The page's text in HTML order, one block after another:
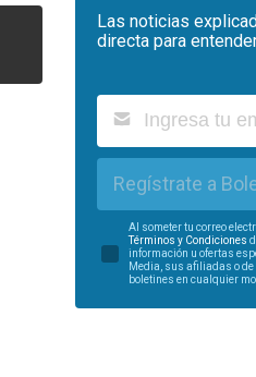
Las noticias
directa para
Regístrate a
Al someter tu correo
Términos y Condiciones
información u ofertas
Media, sus afiliadas o
boletines en cualquier